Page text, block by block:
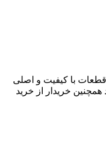
قطعات با کیفیت و اصلی
خریدار از خرید